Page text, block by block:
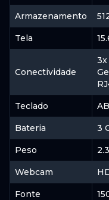
SSD
NVMe
SSDs
Memória
DDR5
Memória
16GB
Armazenamento
Tela
Conectividade
3x
Teclado
Bateria 3
Peso
Webcam
Fonte